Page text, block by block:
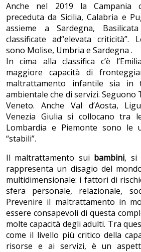
Anche nel 2019 la Campania
preceduta da Sicilia, Calabria e
assieme a Sardegna,
classificate ad“elevata criticità”.
sono Molise, Umbria e Sardegna .
In cima alla classifica c’è
maggiore capacità di
maltrattamento infantile sia in
ambientale che di servizi. Seguono
Veneto. Anche Val d’Aosta,
Venezia Giulia si collocano tra
Lombardia e Piemonte sono le
“stabili”.
Il maltrattamento sui bambini, si
rappresenta un disagio del
multidimensionale: i fattori di
sfera personale, relazionale,
Prevenire il maltrattamento in
essere consapevoli di questa
molte capacità degli adulti. Tra
come il livello più critico della
risorse e ai servizi, è un